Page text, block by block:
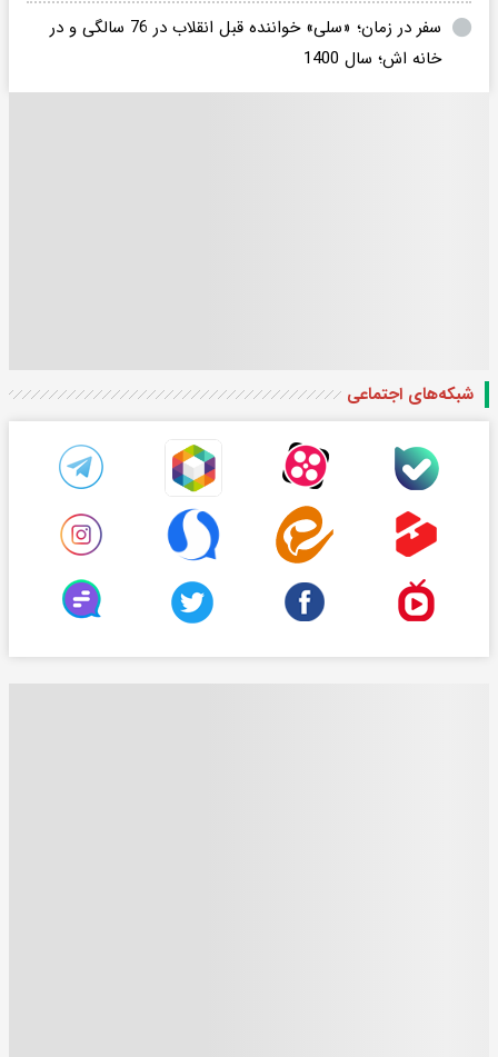
سفر در زمان؛ «سلی» خواننده قبل انقلاب در 76 سالگی و در
خانه اش؛ سال 1400
شبکه‌های اجتماعی